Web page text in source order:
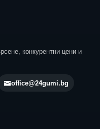
конкурентни цени и
office@24gumi.bg